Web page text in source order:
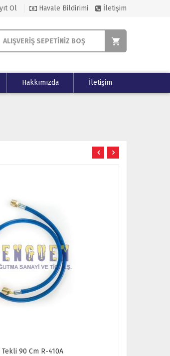
Ol Havale Bildirimi İletişim
ALIŞVERİŞ SEPETİNİZ BOŞ
Hakkımızda İletişim
90 Cm R-410A